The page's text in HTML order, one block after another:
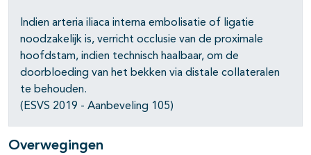
Indien arteria iliaca interna embolisatie of ligatie
noodzakelijk is, verricht occlusie van de proximale
hoofdstam, indien technisch haalbaar, om de
doorbloeding van het bekken via distale collateralen
te behouden.
(ESVS 2019 - Aanbeveling 105)
Overwegingen